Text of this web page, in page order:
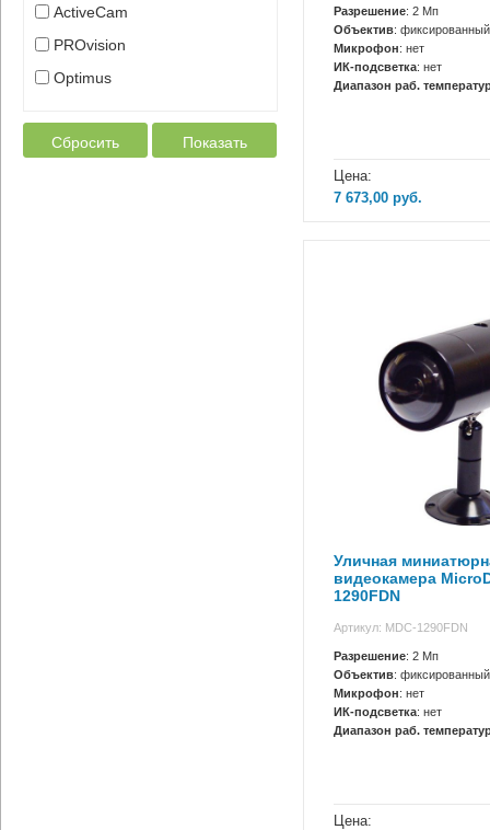
ActiveCam
PROvision
Optimus
Сбросить Показать
Разрешение: 2 Мп
Объектив: фиксированный
Микрофон: нет
ИК-подсветка: нет
Диапазон раб.
Цена:
7 673,00 руб.
Уличная
видеокамера
1290FDN
Артикул: MDC-1290FDN
Разрешение: 2 Мп
Объектив: фиксированный
Микрофон: нет
ИК-подсветка: нет
Диапазон раб.
Цена: